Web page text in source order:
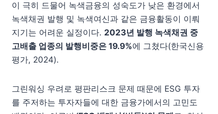
이 극히 드물어 녹색금융의 성숙도가 낮은 환경에서
녹색채권 발행 및 녹색여신과 같은 금융활동이 이뤄
지기는 어려운 실정이다. 2023년 발행 녹색채권 중
고배출 업종의 발행비중은 19.9%에 그쳤다(한국신용
평가, 2024).
그린워싱 우려로 평판리스크 문제 때문에 ESG 투자
를 주저하는 투자자들에 대한 금융가에서의 고민도